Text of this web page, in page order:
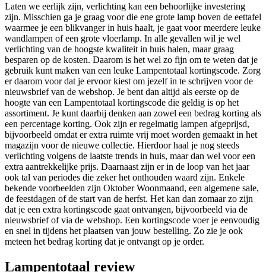
Laten we eerlijk zijn, verlichting kan een behoorlijke investering
zijn. Misschien ga je graag voor die ene grote lamp boven de eettafel
waarmee je een blikvanger in huis haalt, je gaat voor meerdere leuke
wandlampen of een grote vloerlamp. In alle gevallen wil je wel
verlichting van de hoogste kwaliteit in huis halen, maar graag
besparen op de kosten. Daarom is het wel zo fijn om te weten dat je
gebruik kunt maken van een leuke Lampentotaal kortingscode. Zorg
er daarom voor dat je ervoor kiest om jezelf in te schrijven voor de
nieuwsbrief van de webshop. Je bent dan altijd als eerste op de
hoogte van een Lampentotaal kortingscode die geldig is op het
assortiment. Je kunt daarbij denken aan zowel een bedrag korting als
een percentage korting. Ook zijn er regelmatig lampen afgeprijsd,
bijvoorbeeld omdat er extra ruimte vrij moet worden gemaakt in het
magazijn voor de nieuwe collectie. Hierdoor haal je nog steeds
verlichting volgens de laatste trends in huis, maar dan wel voor een
extra aantrekkelijke prijs. Daarnaast zijn er in de loop van het jaar
ook tal van periodes die zeker het onthouden waard zijn. Enkele
bekende voorbeelden zijn Oktober Woonmaand, een algemene sale,
de feestdagen of de start van de herfst. Het kan dan zomaar zo zijn
dat je een extra kortingscode gaat ontvangen, bijvoorbeeld via de
nieuwsbrief of via de webshop. Een kortingscode voer je eenvoudig
en snel in tijdens het plaatsen van jouw bestelling. Zo zie je ook
meteen het bedrag korting dat je ontvangt op je order.
Lampentotaal review